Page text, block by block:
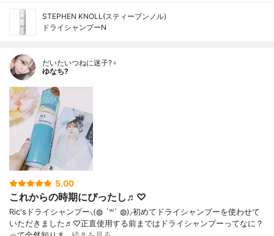
STEPHEN KNOLL(スティーブンノル)
ドライシャンプーN
だいたいつねに迷子?‍♀️
ゆなち?
5.00
これからの時期にぴったし♬︎♡
Ric'sドライシャンプー⸜(◍ ´꒳` ◍)⸝初めてドライシャンプーを使わせて
いただきました♬︎♡正直使用する前まではドライシャンプーってなに？